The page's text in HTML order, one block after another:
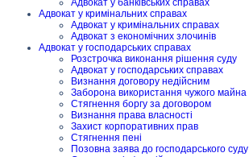
Адвокат у банківських справах
Адвокат у кримінальних справах
Адвокат у кримінальних справах
Адвокат з економічних злочинів
Адвокат у господарських справах
Розстрочка виконання рішення суду
Адвокат у господарських справах
Визнання договору недійсним
Заборона використання чужого майна
Стягнення боргу за договором
Визнання права власності
Захист корпоративних прав
Стягнення пені
Позовна заява до господарського суду